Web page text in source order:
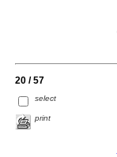
20 / 57
select
print